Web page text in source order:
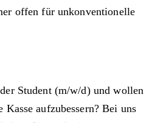
offen für unkonventionelle
Student (m/w/d) und wollen
aufzubessern? Bei uns